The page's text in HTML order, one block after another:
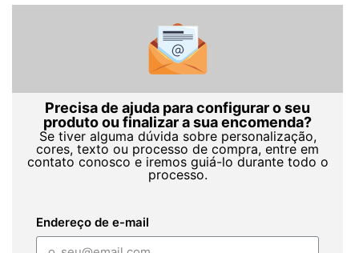
Precisa de ajuda para configurar o seu
produto ou finalizar a sua encomenda?
Se tiver alguma dúvida sobre personalização,
cores, texto ou processo de compra, entre em
contato conosco e iremos guiá-lo durante todo o
processo.
Endereço de e-mail